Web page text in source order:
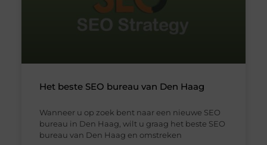
Het beste SEO bureau van Den Haag
Wanneer u op zoek bent naar een nieuwe SEO
bureau in Den Haag, wilt u graag het beste SEO
bureau van Den Haag en omstreken